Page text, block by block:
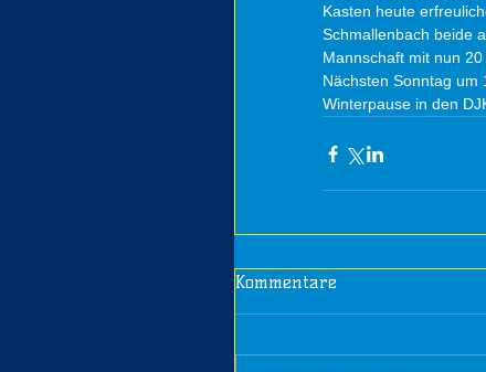
Kasten heute
Schmallenbach beide
Mannschaft mit nun
Nächsten Sonntag um
Winterpause in den
Kommentare